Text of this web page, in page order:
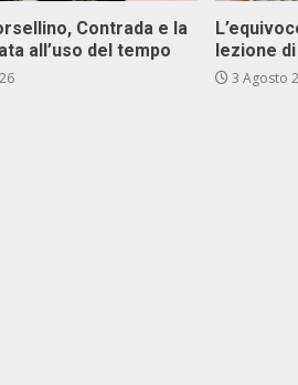
Contrada e la
all’uso del tempo
lezione
3 Agosto